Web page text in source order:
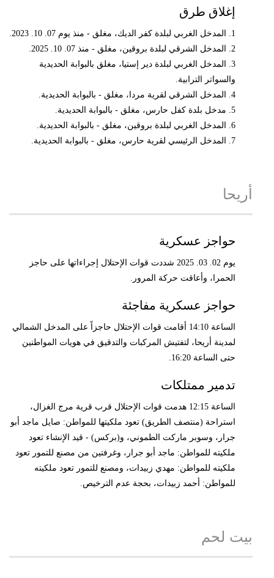
إغلاق طرق
1. المدخل الغربي لبلدة كفر الديك، مغلق - منذ يوم 07. 10. 2023.
2. المدخل الشرقي لبلدة بروقين، مغلق - منذ 07. 10. 2025.
3. المدخل الغربي لبلدة دير إستيا، مغلق بالبوابة الحديدية
والسواتر الترابية.
4. المدخل الشرقي لقرية مردا، مغلق - بالبوابة الحديدية.
5. مدخل بلدة كفل حارس، مغلق - بالبوابة الحديدية.
6. المدخل الغربي لبلدة بروقين، مغلق - بالبوابة الحديدية.
7. المدخل الرئيسي لقرية حارس، مغلق - بالبوابة الحديدية.
أريحا
حواجز عسكرية
يوم 02. 03. 2025 شددت قوات الإحتلال إجراءاتها على حاجز
الحمرا، وأعاقت حركة المرور.
حواجز عسكرية مفاجئة
الساعة 14:10 أقامت قوات الإحتلال حاجزاً على المدخل الشمالي
لمدينة أريحا، لتفتيش المركبات والتدقيق في هويات المواطنين
حتى الساعة 16:20.
تدمير ممتلكات
الساعة 12:15 هدمت قوات الإحتلال قرب قرية مرج الغزال،
استراحة (منتصف الطريق) تعود ملكيتها للمواطن: صايل ماجد أبو
جرار، وسوبر ماركت الطموني، و(بركس) - قيد الإنشاء تعود
ملكيته للمواطن: ماجد أبو جرار، وغرفتين من مصنع للتمور تعود
ملكيته للمواطن: مهدي زبيدات، ومصنع للتمور تعود ملكيته
للمواطن: أحمد زبيدات، بحجة عدم الترخيص.
بيت لحم